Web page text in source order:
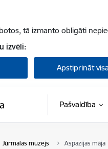
tā izmanto obligāti
izvēli:
Apstiprināt
Pašvaldība
Jūrmalas muzejs Aspazijas māja